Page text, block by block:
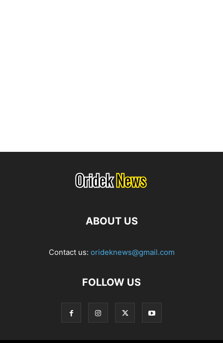
ABOUT US
Contact us: orideknews@gmail.com
FOLLOW US